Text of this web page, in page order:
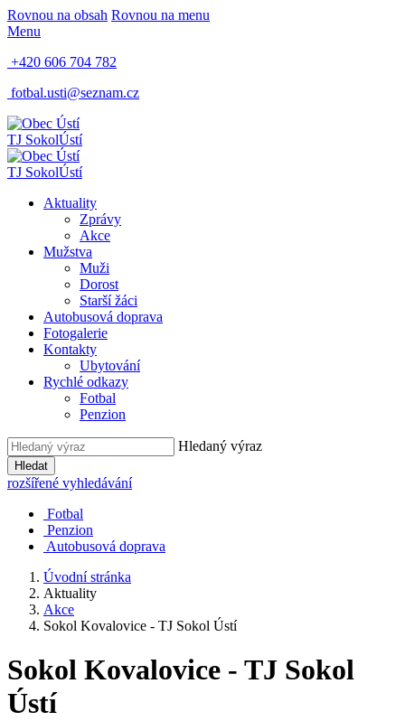
Rovnou na obsah Rovnou na menu
Menu
+420 606 704 782
fotbal.usti@seznam.cz
TJ SokolÚstí
TJ SokolÚstí
Aktuality
Zprávy
Akce
Mužstva
Muži
Dorost
Starší žáci
Autobusová doprava
Fotogalerie
Kontakty
Ubytování
Rychlé odkazy
Fotbal
Penzion
Hledaný výraz
Hledat
rozšířené vyhledávání
Fotbal
Penzion
Autobusová doprava
Úvodní stránka
Aktuality
Akce
Sokol Kovalovice - TJ Sokol Ústí
Sokol Kovalovice - TJ Sokol
Ústí